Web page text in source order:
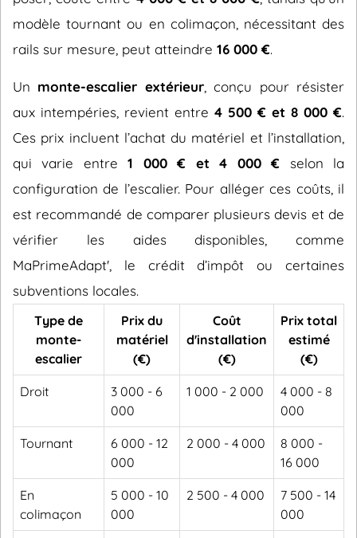
modèle tournant ou en colimaçon, nécessitant des
rails sur mesure, peut atteindre 16 000 €.
Un monte-escalier extérieur, conçu pour résister
aux intempéries, revient entre 4 500 € et 8 000 €.
Ces prix incluent l’achat du matériel et l’installation,
qui varie entre1 000 € et 4 000 € selon la
configuration de l’escalier. Pour alléger ces coûts, il
est recommandé de comparer plusieurs devis et de
vérifier les aides disponibles, comme
MaPrimeAdapt', le crédit d’impôt ou certaines
subventions locales.
Type de
monte-
escalier
Prix du
matériel
(€)
Coût
d'installation
(€)
Prix total
estimé
(€)
Droit
3 000 - 6
000
1 000 - 2 000
4 000 - 8
000
Tournant
6 000 - 12
000
2 000 - 4 000
8 000 -
16 000
En
colimaçon
5 000 - 10
000
2 500 - 4 000
7 500 - 14
000